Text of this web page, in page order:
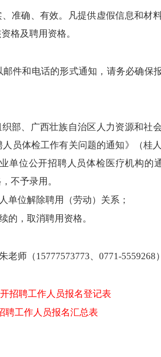
准确、有效。凡提供虚假信息和材
格及聘用资格。
件和电话的形式通知，请务必确保
部、广西壮族自治区人力资源和社
员体检工作有关问题的通知》（桂
单位公开招聘人员体检医疗机构的
不予录用。
单位解除聘用（劳动）关系；
的，取消聘用资格。
老师（15777573773、0771-5559268）
招聘工作人员报名登记表
聘工作人员报名汇总表